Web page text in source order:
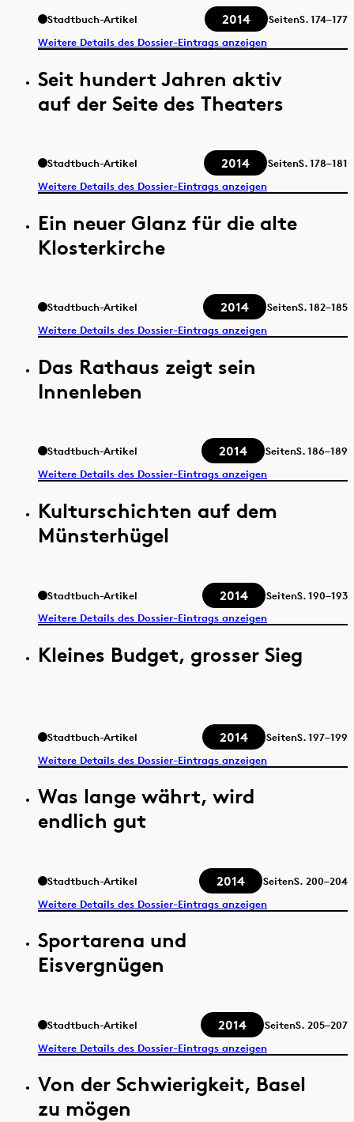
Stadtbuch-Artikel 2014 SeitenS.174–177
Weitere Details des Dossier-Eintrags anzeigen
Seit hundert Jahren aktiv
auf der Seite des Theaters
Stadtbuch-Artikel 2014 SeitenS.178–181
Weitere Details des Dossier-Eintrags anzeigen
Ein neuer Glanz für die alte
Klosterkirche
Stadtbuch-Artikel 2014 SeitenS.182–185
Weitere Details des Dossier-Eintrags anzeigen
Das Rathaus zeigt sein
Innenleben
Stadtbuch-Artikel 2014 SeitenS.186–189
Weitere Details des Dossier-Eintrags anzeigen
Kulturschichten auf dem
Münsterhügel
Stadtbuch-Artikel 2014 SeitenS.190–193
Weitere Details des Dossier-Eintrags anzeigen
Kleines Budget, grosser Sieg
Stadtbuch-Artikel 2014 SeitenS.197–199
Weitere Details des Dossier-Eintrags anzeigen
Was lange währt, wird
endlich gut
Stadtbuch-Artikel 2014 SeitenS. 200–204
Weitere Details des Dossier-Eintrags anzeigen
Sportarena und
Eisvergnügen
Stadtbuch-Artikel 2014 SeitenS. 205–207
Weitere Details des Dossier-Eintrags anzeigen
Von der Schwierigkeit, Basel
zu mögen